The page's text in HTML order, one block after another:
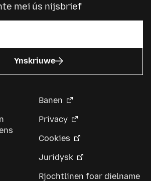
mei ús nijsbrief
Ynskriuwe
Banen
Privacy
Cookies
Juridysk
Rjochtlinen foar dielname